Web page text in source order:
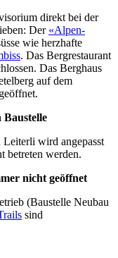
direkt bei der
Der «Alpen-
wie herzhafte
. Das Bergrestaurant
Das Berghaus
auf dem
Baustelle
wird angepasst
betreten werden.
nicht geöffnet
(Baustelle Neubau
sind